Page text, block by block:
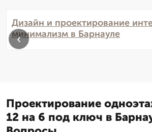
Дизайн и проектирование
минимализм в Барнауле
‹
Проектирование
12 на 6 под ключ в